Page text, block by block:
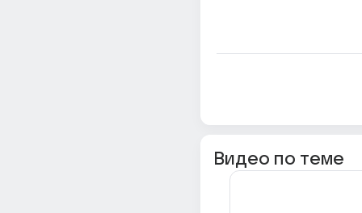
Видео по теме